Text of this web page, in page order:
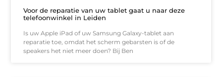
Voor de reparatie van uw tablet gaat u naar deze
telefoonwinkel in Leiden
Is uw Apple iPad of uw Samsung Galaxy-tablet aan
reparatie toe, omdat het scherm gebarsten is of de
speakers het niet meer doen? Bij Ben